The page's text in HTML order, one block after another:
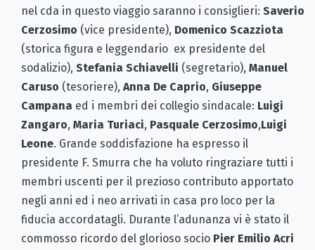
nel cda in questo viaggio saranno i consiglieri: Saverio
Cerzosimo (vice presidente), Domenico Scazziota
(storica figura e leggendario ex presidente del
sodalizio), Stefania Schiavelli (segretario), Manuel
Caruso (tesoriere), Anna De Caprio, Giuseppe
Campana ed i membri dei collegio sindacale: Luigi
Zangaro, Maria Turiaci, Pasquale Cerzosimo,Luigi
Leone. Grande soddisfazione ha espresso il
presidente F. Smurra che ha voluto ringraziare tutti i
membri uscenti per il prezioso contributo apportato
negli anni ed i neo arrivati in casa pro loco per la
fiducia accordatagli. Durante l’adunanza vi è stato il
commosso ricordo del glorioso socio Pier Emilio Acri